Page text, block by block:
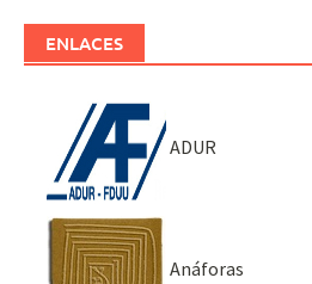
ENLACES
ADUR
Anáforas